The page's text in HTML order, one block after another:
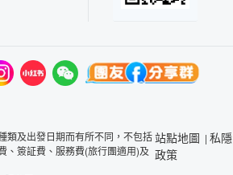
類及出發日期而有所不同，不包括
、簽証費、服務費(旅行團適用)及
站點地圖 | 私隱
政策